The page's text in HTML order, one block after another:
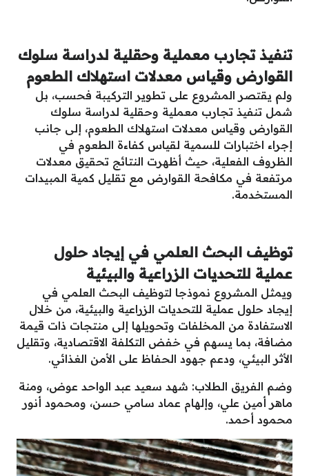
تنفيذ تجارب معملية وحقلية لدراسة سلوك
القوارض وقياس معدلات استهلاك الطعوم
ولم يقتصر المشروع على تطوير التركيبة فحسب، بل
شمل تنفيذ تجارب معملية وحقلية لدراسة سلوك
القوارض وقياس معدلات استهلاك الطعوم، إلى جانب
إجراء اختبارات للسمية لقياس كفاءة الطعوم في
الظروف الفعلية، حيث أظهرت النتائج تحقيق معدلات
مرتفعة في مكافحة القوارض مع تقليل كمية المبيدات
المستخدمة.
توظيف البحث العلمي في إيجاد حلول
عملية للتحديات الزراعية والبيئية
ويمثل المشروع نموذجا لتوظيف البحث العلمي في
إيجاد حلول عملية للتحديات الزراعية والبيئية، من خلال
الاستفادة من المخلفات وتحويلها إلى منتجات ذات قيمة
مضافة، بما يسهم في خفض التكلفة الاقتصادية، وتقليل
الأثر البيئي، ودعم جهود الحفاظ على الأمن الغذائي.
وضم الفريق الطلاب: شهد سعيد عبد الواحد عوض، ومنة
ماهر أمين علي، وإلهام عماد سامي حسن، ومحمود أنور
محمود أحمد.